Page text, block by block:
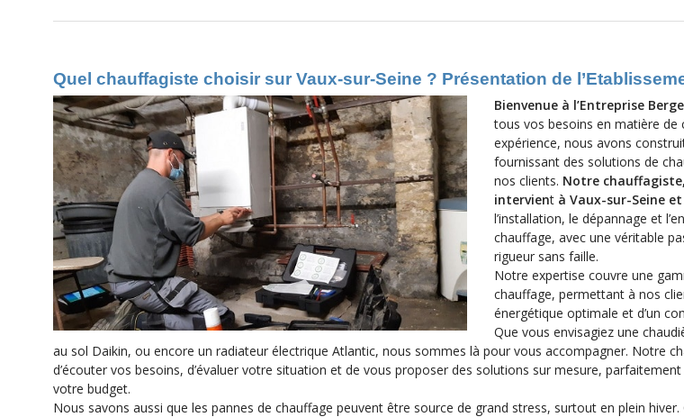
Quel chauffagiste choisir sur Vaux-sur-Seine ? Présentation de
Bienvenue à l’Entreprise
tous vos besoins en matière de
expérience, nous avons
fournissant des solutions de
nos clients. Notre
intervient à Vaux-sur-Seine
l’installation, le dépannage et
chauffage, avec une véritable
rigueur sans faille.
Notre expertise couvre une
chauffage, permettant à nos
énergétique optimale et d’un
Que vous envisagiez une
au sol Daikin, ou encore un radiateur électrique Atlantic, nous sommes là pour vous accompagner. Notre
d’écouter vos besoins, d’évaluer votre situation et de vous proposer des solutions sur mesure,
votre budget.
Nous savons aussi que les pannes de chauffage peuvent être source de grand stress, surtout en plein hiver.